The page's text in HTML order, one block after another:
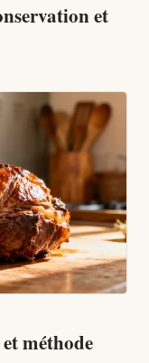
et
méthode